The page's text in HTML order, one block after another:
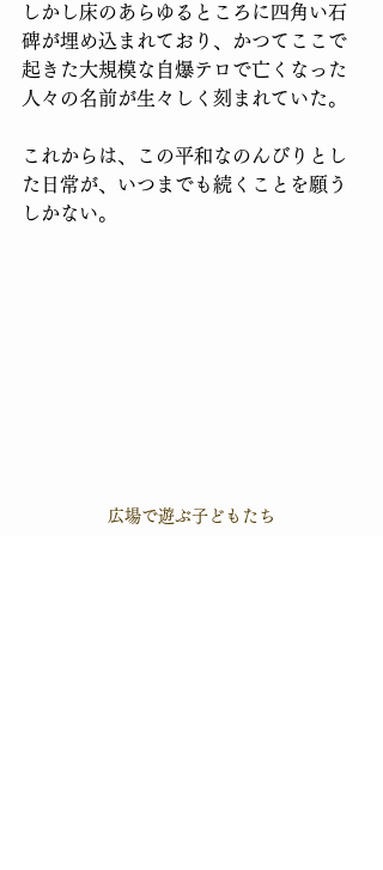
しかし床のあらゆるところに四角い石
碑が埋め込まれており、かつてここで
起きた大規模な自爆テロで亡くなった
人々の名前が生々しく刻まれていた。
これからは、この平和なのんびりとし
た日常が、いつまでも続くことを願う
しかない。
広場で遊ぶ子どもたち